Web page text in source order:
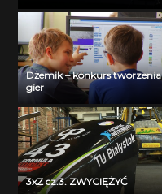
Dżemik – konkurs tworzenia
gier
3xZ cz.3. ZWYCIĘŻYĆ